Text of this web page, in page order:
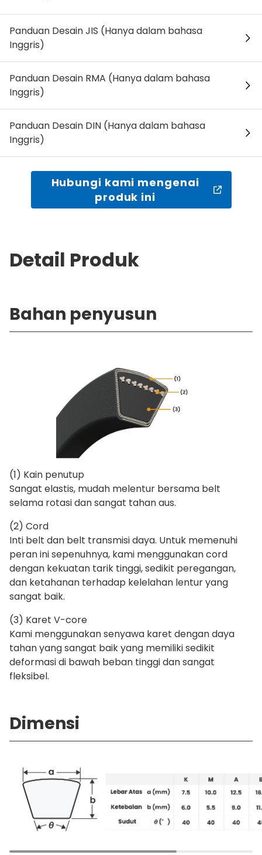
Panduan Desain JIS (Hanya dalam bahasa
Inggris)
Panduan Desain RMA (Hanya dalam bahasa
Inggris)
Panduan Desain DIN (Hanya dalam bahasa
Inggris)
Hubungi kami mengenai
produk ini
Detail Produk
Bahan penyusun
(1) Kain penutup
Sangat elastis, mudah melentur bersama belt
selama rotasi dan sangat tahan aus.
(2) Cord
Inti belt dan belt transmisi daya. Untuk memenuhi
peran ini sepenuhnya, kami menggunakan cord
dengan kekuatan tarik tinggi, sedikit peregangan,
dan ketahanan terhadap kelelahan lentur yang
sangat baik.
(3) Karet V-core
Kami menggunakan senyawa karet dengan daya
tahan yang sangat baik yang memiliki sedikit
deformasi di bawah beban tinggi dan sangat
fleksibel.
Dimensi